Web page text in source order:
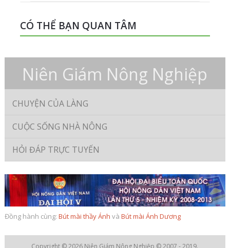
CÓ THỂ BẠN QUAN TÂM
Niên Giám Nông Nghiệp
CHUYỆN CỦA LÀNG
CUỘC SỐNG NHÀ NÔNG
HỎI ĐÁP TRỰC TUYẾN
Đồng hành cùng: Bút mài thầy Ánh và Bút mài Ánh Dương